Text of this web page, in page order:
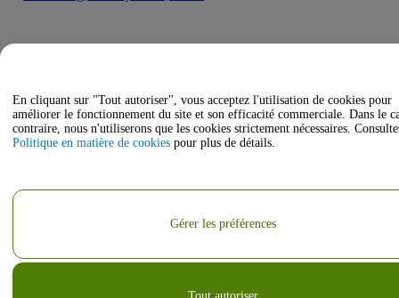
En cliquant sur "Tout autoriser", vous acceptez l'utilisation de cookies pour
améliorer le fonctionnement du site et son efficacité commerciale. Dans le
contraire, nous n'utiliserons que les cookies strictement nécessaires.
Politique en matière de cookies pour plus de détails.
Gérer les préférences